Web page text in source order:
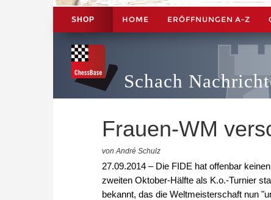
SHOP HOME ERÖFFNUNGEN A-Z
Schach
Frauen-WM
von André Schulz
27.09.2014 – Die FIDE hat offenbar
zweiten Oktober-Hälfte als K.o.-Turnier
bekannt, das die Weltmeisterschaft nun